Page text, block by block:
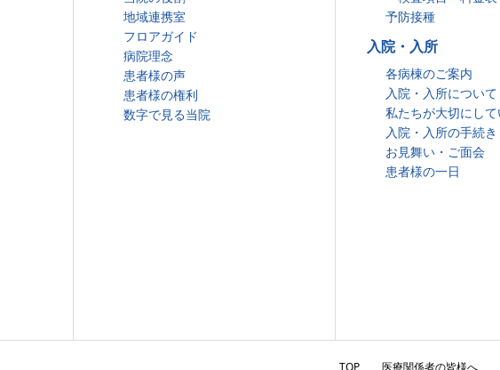
地域連携室
フロアガイド
病院理念
患者様の声
患者様の権利
数字で見る当院
予防接種
入院・入所
各病棟のご案内
入院・入所について
私たちが大切にして
入院・入所の手続き
お見舞い・ご面会
患者様の一日
TOP 医療関係者の皆様へ